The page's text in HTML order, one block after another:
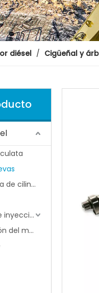
diésel / Cigüeñal y
Kit de pistón y camisa de cilindro
Piezas del sistema de inyección de combustible
Piezas de refrigeración del motor